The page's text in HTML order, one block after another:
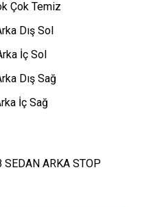
Çok Temiz
Dış Sol
İç Sol
Dış Sağ
İç Sağ
SEDAN ARKA STOP